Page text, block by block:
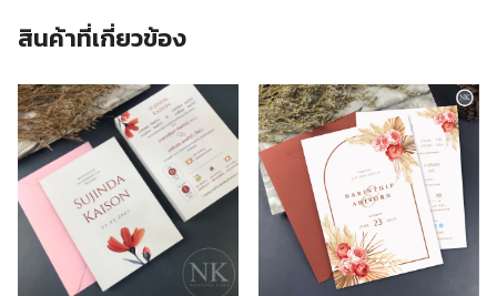
สินค้าที่เกี่ยวข้อง